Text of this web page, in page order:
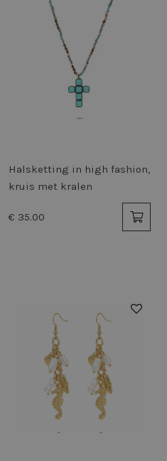
Halsketting in high fashion,
kruis met kralen
€ 35.00